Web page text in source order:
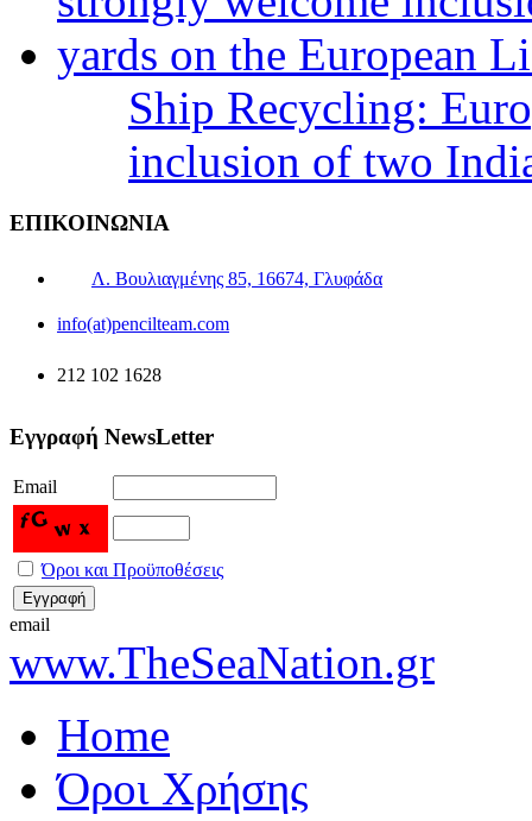
Ship Recycling:
inclusion of two
ΕΠΙΚΟΙΝΩΝΙΑ
Λ. Βουλιαγμένης 85, 16674, Γλυφάδα
info(at)pencilteam.com
212 102 1628
Εγγραφή NewsLetter
Email
Όροι και Προϋποθέσεις
email
www.TheSeaNation.gr
Home
Όροι Χρήσης